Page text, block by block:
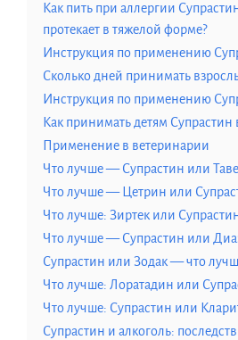
Как пить при аллергии
протекает в тяжелой форме?
Инструкция по применению
Сколько дней принимать
Инструкция по применению
Как принимать детям Супрастин
Применение в ветеринарии
Что лучше — Супрастин или
Что лучше — Цетрин или
Что лучше: Зиртек или
Что лучше — Супрастин или
Супрастин или Зодак — что
Что лучше: Лоратадин или
Что лучше: Супрастин или
Супрастин и алкоголь: